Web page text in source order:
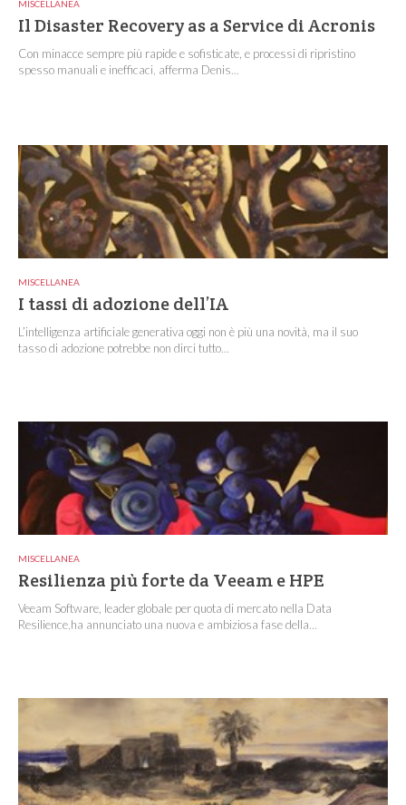
MISCELLANEA
Il Disaster Recovery as a Service di Acronis
Con minacce sempre più rapide e sofisticate, e processi di ripristino
spesso manuali e inefficaci, afferma Denis...
MISCELLANEA
I tassi di adozione dell’IA
L’intelligenza artificiale generativa oggi non è più una novità, ma il suo
tasso di adozione potrebbe non dirci tutto...
MISCELLANEA
Resilienza più forte da Veeam e HPE
Veeam Software, leader globale per quota di mercato nella Data
Resilience,ha annunciato una nuova e ambiziosa fase della...